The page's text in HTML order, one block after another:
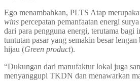
Ego menambahkan, PLTS Atap
wins percepatan pemanfaatan energi
dari para pengguna energi, terutama bagi
tuntutan pasar yang semakin besar
hijau (Green product).
“Dukungan dari manufaktur lokal juga
menyanggupi TKDN dan menawarkan